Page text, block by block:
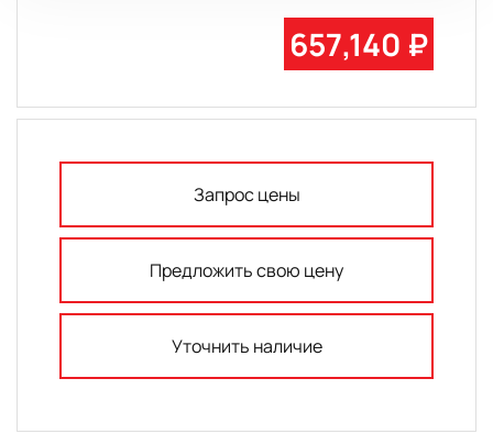
657,140 ₽
Запрос цены
Предложить свою цену
Уточнить наличие